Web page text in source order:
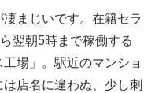
まじいです。在籍セラ
翌朝5時まで稼働する
場」。駅近のマンショ
店名に違わぬ、少し刺